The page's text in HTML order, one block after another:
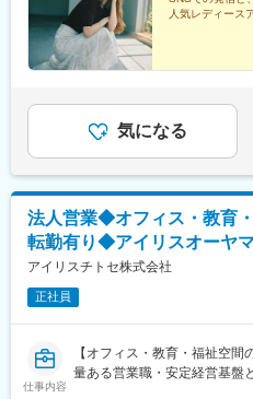
博多阪急／札幌／広島 など
島屋／アミュプラザ長崎・熊
／天神地下街／セントラルパ
本駅、久屋大通駅、大通駅、
官山駅、舞浜駅、とうきょう
駅(東京都)、井の頭公園駅、
東梅田駅、大阪阿部野橋駅、
(福岡県)、長崎駅(長崎県)、
目駅、札幌駅、あおば通駅、
駅、東京ディズニーランド・
座一丁目駅、水道橋駅、東海
橋駅、名鉄名古屋駅、天王寺
駅、五島町駅、二本木口駅、
下鉄)
人気レディース
気になる
法人営業◆オフィス・教育
転勤有り◆アイリスオーヤ
アイリスチトセ株式会社
正社員
仕事内容
【オフィス・教育・福祉空
量ある営業職・安定経営基盤